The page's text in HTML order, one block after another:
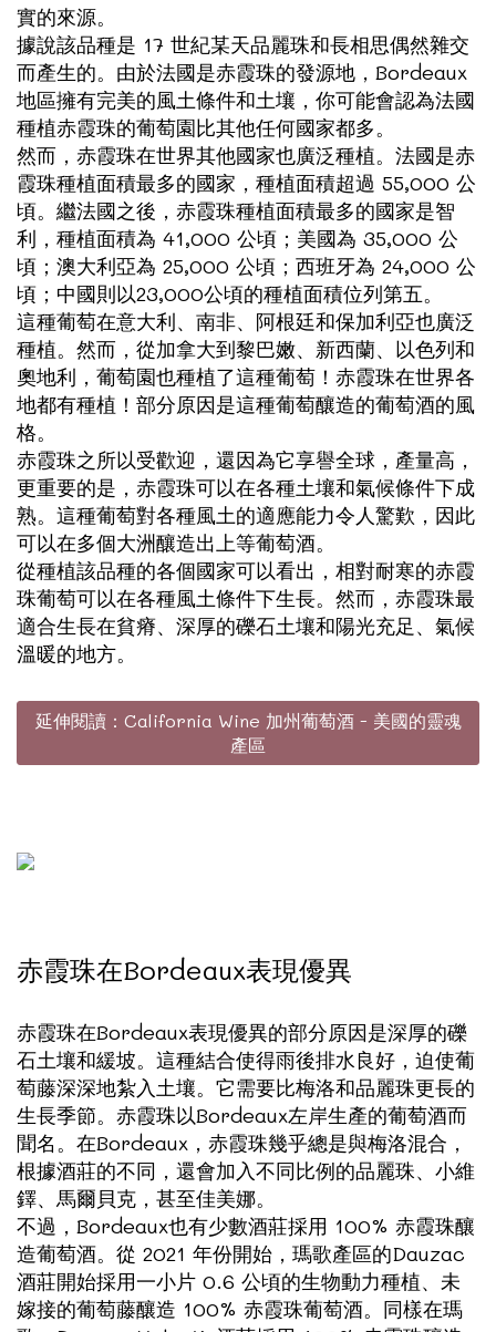
實的來源。
據說該品種是 17 世紀某天品麗珠和長相思偶然雜交
而產生的。由於法國是赤霞珠的發源地，Bordeaux
地區擁有完美的風土條件和土壤，你可能會認為法國
種植赤霞珠的葡萄園比其他任何國家都多。
然而，赤霞珠在世界其他國家也廣泛種植。法國是赤
霞珠種植面積最多的國家，種植面積超過 55,000 公
頃。繼法國之後，赤霞珠種植面積最多的國家是智
利，種植面積為 41,000 公頃；美國為 35,000 公
頃；澳大利亞為 25,000 公頃；西班牙為 24,000 公
頃；中國則以23,000公頃的種植面積位列第五。
這種葡萄在意大利、南非、阿根廷和保加利亞也廣泛
種植。然而，從加拿大到黎巴嫩、新西蘭、以色列和
奧地利，葡萄園也種植了這種葡萄！赤霞珠在世界各
地都有種植！部分原因是這種葡萄釀造的葡萄酒的風
格。
赤霞珠之所以受歡迎，還因為它享譽全球，產量高，
更重要的是，赤霞珠可以在各種土壤和氣候條件下成
熟。這種葡萄對各種風土的適應能力令人驚歎，因此
可以在多個大洲釀造出上等葡萄酒。
從種植該品種的各個國家可以看出，相對耐寒的赤霞
珠葡萄可以在各種風土條件下生長。然而，赤霞珠最
適合生長在貧瘠、深厚的礫石土壤和陽光充足、氣候
溫暖的地方。
延伸閱讀：California Wine 加州葡萄酒 - 美國的靈魂
產區
赤霞珠在Bordeaux表現優異
赤霞珠在Bordeaux表現優異的部分原因是深厚的礫
石土壤和緩坡。這種結合使得雨後排水良好，迫使葡
萄藤深深地紮入土壤。它需要比梅洛和品麗珠更長的
生長季節。赤霞珠以Bordeaux左岸生產的葡萄酒而
聞名。在Bordeaux，赤霞珠幾乎總是與梅洛混合，
根據酒莊的不同，還會加入不同比例的品麗珠、小維
鐸、馬爾貝克，甚至佳美娜。
不過，Bordeaux也有少數酒莊採用 100% 赤霞珠釀
造葡萄酒。從 2021 年份開始，瑪歌產區的Dauzac
酒莊開始採用一小片 0.6 公頃的生物動力種植、未
嫁接的葡萄藤釀造 100% 赤霞珠葡萄酒。同樣在瑪